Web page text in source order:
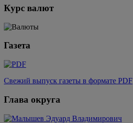
Курс валют
Газета
Свежий выпуск газеты в формате PDF
Глава округа